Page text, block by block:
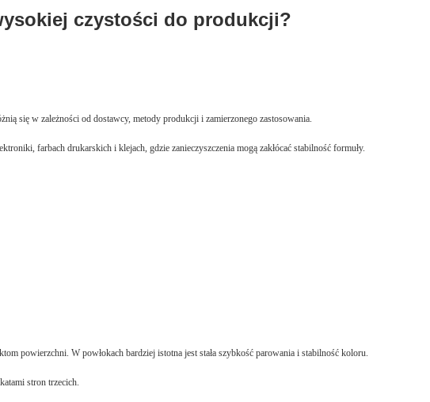
czystości do produkcji?
się w zależności od dostawcy, metody produkcji i zamierzonego zastosowania.
farbach drukarskich i klejach, gdzie zanieczyszczenia mogą zakłócać stabilność formuły.
powierzchni. W powłokach bardziej istotna jest stała szybkość parowania i stabilność koloru.
stron trzecich.